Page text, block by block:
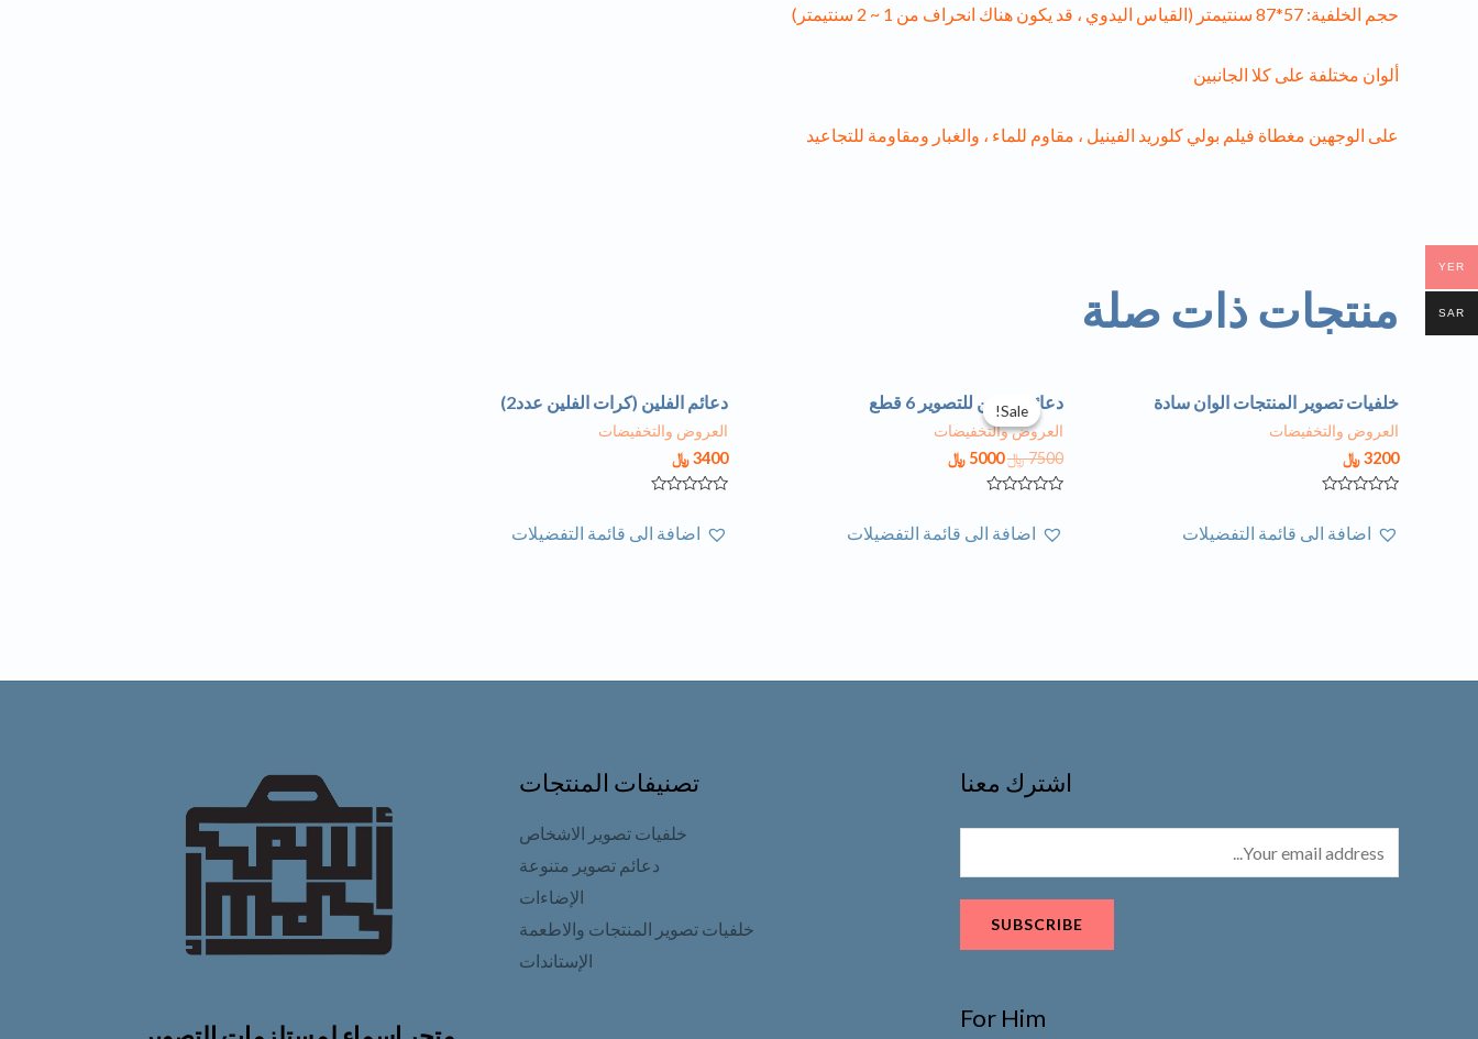
حجم الخلفية: 57*87 سنتيمتر (القياس اليدوي ، قد يكون هناك انحراف من 1 ~ 2 سنتيمتر)
ألوان مختلفة على كلا الجانبين
على الوجهين مغطاة فيلم بولي كلوريد الفينيل ، مقاوم للماء ، والغبار ومقاومة للتجاعيد
منتجات ذات صلة
خلفيات تصوير المنتجات الوان سادة
العروض والتخفيضات
3200﷼
0
اضافة الى قائمة التفضيلات
Sale!
Sale!
دعائم الفلين للتصوير 6 قطع
العروض والتخفيضات
7500﷼5000 ﷼
0
اضافة الى قائمة التفضيلات
دعائم الفلين (كرات الفلين عدد2)
العروض والتخفيضات
3400﷼
0
اضافة الى قائمة التفضيلات
اشترك معنا
SUBSCRIBE
For Him
تصنيفات المنتجات
خلفيات تصوير الاشخاص
دعائم تصوير متنوعة
الإضاءات
خلفيات تصوير المنتجات والاطعمة
الإستاندات
YER
SAR